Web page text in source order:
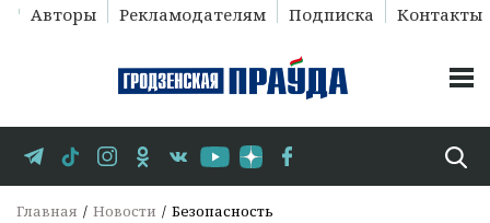
Авторы Рекламодателям Подписка Контакты
Главная Новости Безопасность